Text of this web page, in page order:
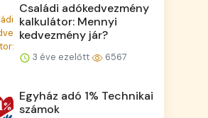
Családi adókedvezmény
kalkulátor: Mennyi
kedvezmény jár?
3 éve ezelőtt 6567
Egyház adó 1% Technikai
számok